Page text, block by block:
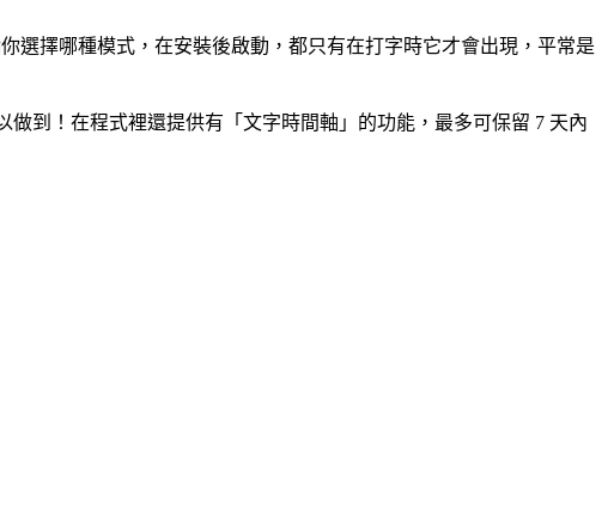
選擇哪種模式，在安裝後啟動，都只有在打字時它才會出現，平常是
到！在程式裡還提供有「文字時間軸」的功能，最多可保留 7 天內